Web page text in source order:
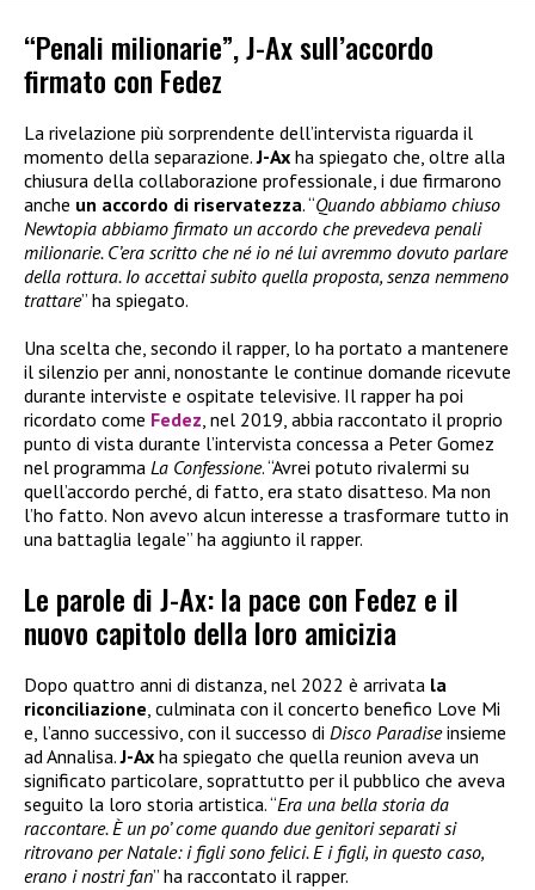
“Penali milionarie”, J-Ax sull’accordo
firmato con Fedez
La rivelazione più sorprendente dell’intervista riguarda il
momento della separazione.J-Ax ha spiegato che, oltre alla
chiusura della collaborazione professionale, i due firmarono
anche un accordo di riservatezza. “Quando abbiamo chiuso
Newtopia abbiamo firmato un accordo che prevedeva penali
milionarie. C’era scritto che né io né lui avremmo dovuto parlare
della rottura. Io accettai subito quella proposta, senza nemmeno
trattare” ha spiegato.
Una scelta che, secondo il rapper, lo ha portato a mantenere
il silenzio per anni, nonostante le continue domande ricevute
durante interviste e ospitate televisive. Il rapper ha poi
ricordato come Fedez , nel 2019, abbia raccontato il proprio
punto di vista durante l’intervista concessa a Peter Gomez
nel programma La Confessione. “Avrei potuto rivalermi su
quell’accordo perché, di fatto, era stato disatteso. Ma non
l’ho fatto. Non avevo alcun interesse a trasformare tutto in
una battaglia legale” ha aggiunto il rapper.
Le parole di J-Ax: la pace con Fedez e il
nuovo capitolo della loro amicizia
Dopo quattro anni di distanza, nel 2022 è arrivata la
riconciliazione, culminata con il concerto benefico Love Mi
e, l’anno successivo, con il successo di Disco Paradiseinsieme
ad Annalisa.J-Ax ha spiegato che quella reunion aveva un
significato particolare, soprattutto per il pubblico che aveva
seguito la loro storia artistica. “Era una bella storia da
raccontare. È un po’ come quando due genitori separati si
ritrovano per Natale: i figli sono felici. E i figli, in questo caso,
erano i nostri fan” ha raccontato il rapper.